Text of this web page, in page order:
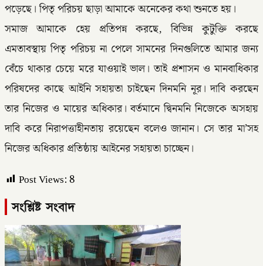
পড়েছে। পিতৃ পরিচয় ছাড়া আমাকে অনেকের কথা শুনতে হয়।
সমাজ আমাকে হেয় প্রতিপন্ন করছে, বিভিন্ন কুটুক্তি করছে
এমতাবস্থায় পিতৃ পরিচয় না পেলে সামনের দিনগুলিতে আমার জন্য
বেঁচে থাকার চেয়ে মরে যাওয়াই ভাল। তাই প্রশাসন ও মানবাধিকার
পরিষদের কাছে আইনি সহায়তা চাইছেন দিনমনি নূর। দাবি করছেন
তার নিজের ও মায়ের অধিকার। বর্তমানে দ্বিনমনি নিজেকে অসহায়
দাবি করে নিরাপত্তাহীনতায় রয়েছেন বলেও জানান। সে তার মা’সহ
নিজের অধিকার প্রতিষ্ঠায় আইনের সহায়তা চাচ্ছেন।
Post Views:8
সংশ্লিষ্ট সংবাদ